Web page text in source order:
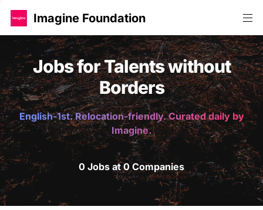
Imagine Foundation
Jobs for Talents without
Borders
English-1st. Relocation-friendly. Curated daily by
Imagine.
0 Jobs at 0 Companies